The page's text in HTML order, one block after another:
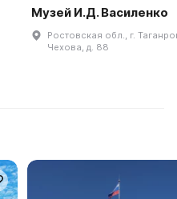
Музей И.Д. Василенко
Ростовская обл., г.
Чехова, д. 88